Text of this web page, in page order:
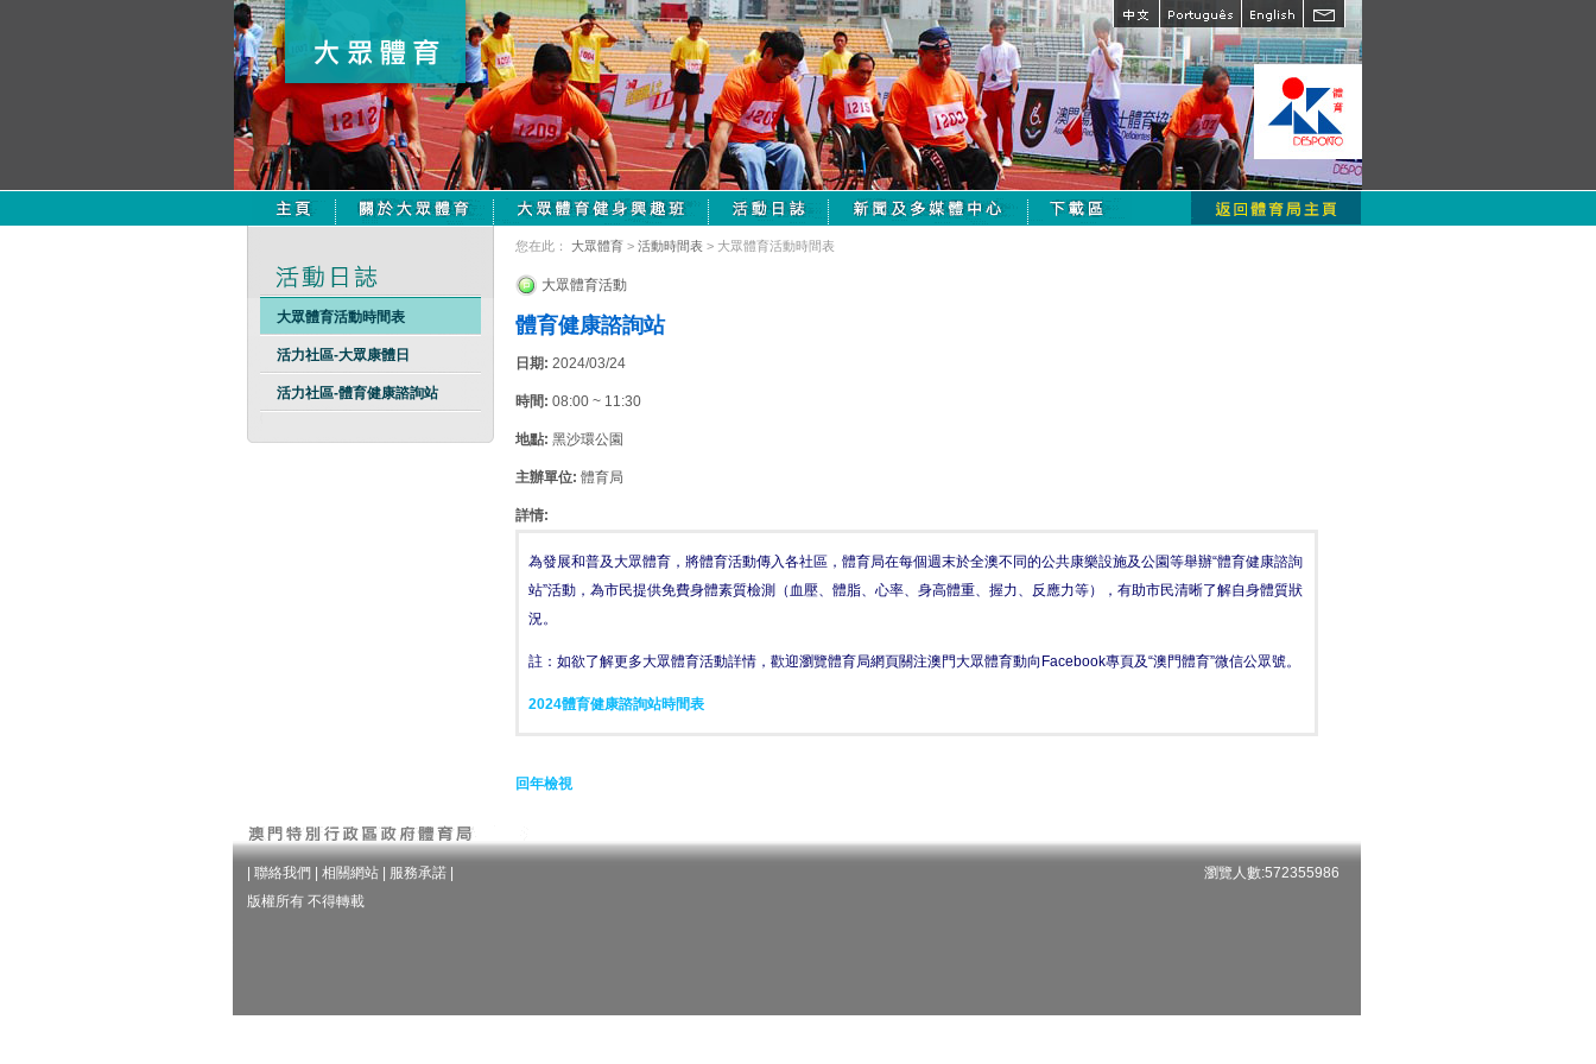
大眾體育活動時間表
活力社區-大眾康體日
活力社區-體育健康諮詢站
您在此： 大眾體育 > 活動時間表 > 大眾體育活動時間表
大眾體育活動
體育健康諮詢站
日期: 2024/03/24
時間: 08:00 ~ 11:30
地點: 黑沙環公園
主辦單位: 體育局
詳情:
為發展和普及大眾體育，將體育活動傳入各社區，體育局在每個週末於全澳不同的公共康樂設施及公園等舉辦“體育健康諮詢
站”活動，為市民提供免費身體素質檢測（血壓、體脂、心率、身高體重、握力、反應力等），有助市民清晰了解自身體質狀
況。
註：如欲了解更多大眾體育活動詳情，歡迎瀏覽體育局網頁關注澳門大眾體育動向Facebook專頁及“澳門體育”微信公眾號。
2024體育健康諮詢站時間表
回年檢視
聯絡我們 相關網站 服務承諾
版權所有 不得轉載
瀏覽人數:572355986